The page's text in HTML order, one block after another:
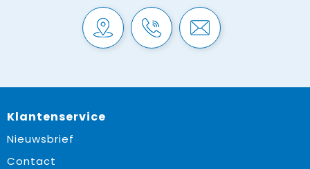
Klantenservice
Nieuwsbrief
Contact